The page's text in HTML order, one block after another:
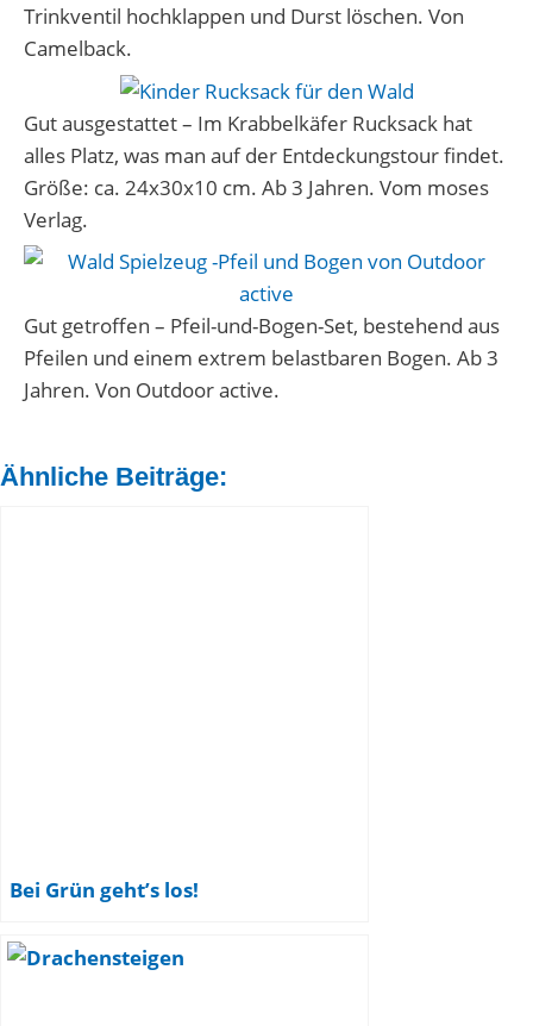
Trinkventil hochklappen und Durst löschen. Von
Camelback.
Gut ausgestattet – Im Krabbelkäfer Rucksack hat
alles Platz, was man auf der Entdeckungstour findet.
Größe: ca. 24x30x10 cm. Ab 3 Jahren. Vom moses
Verlag.
Gut getroffen – Pfeil-und-Bogen-Set, bestehend aus
Pfeilen und einem extrem belastbaren Bogen. Ab 3
Jahren. Von Outdoor active.
Ähnliche Beiträge:
Bei Grün geht’s los!